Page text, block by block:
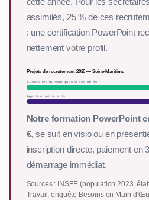
assimilés, 25 % de ces
: une certification PowerPoint
nettement votre profil.
Projets de recrutement 2026 — Seine-Maritime
Secrétaires bureautiques et assimilés
Agents administratifs
Notre formation PowerPoint
€, se suit en visio ou en
inscription directe, paiement en
démarrage immédiat.
Sources : INSEE (population 2023,
Travail, enquête Besoins en Main-